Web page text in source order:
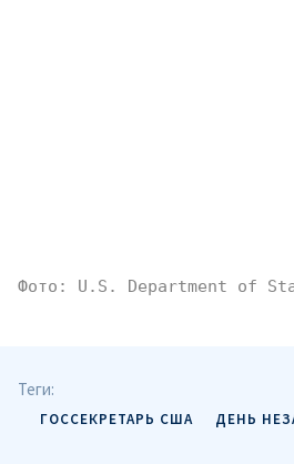
Отправить
информацию
în Română in
Фото: U.S. Department of
Теги:
ГОССЕКРЕТАРЬ США ДЕНЬ